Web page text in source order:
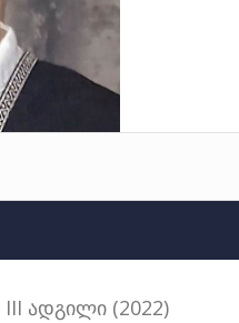
ადგილი (2022)